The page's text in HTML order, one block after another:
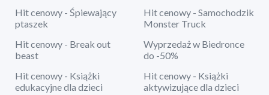
Hit cenowy - Śpiewający
ptaszek
Hit cenowy - Samochodzik
Monster Truck
Hit cenowy - Break out
beast
Wyprzedaż w Biedronce
do -50%
Hit cenowy - Książki
edukacyjne dla dzieci
Hit cenowy - Książki
aktywizujące dla dzieci